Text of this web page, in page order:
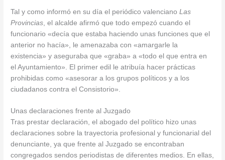
Tal y como informó en su día el periódico valencianoLas
Provincias , el alcalde afirmó que todo empezó cuando el
funcionario «decía que estaba haciendo unas funciones que el
anterior no hacía», le amenazaba con «amargarle la
existencia» y aseguraba que «graba» a «todo el que entra en
el Ayuntamiento». El primer edil le atribuía hacer prácticas
prohibidas como «asesorar a los grupos políticos y a los
ciudadanos contra el Consistorio».
Unas declaraciones frente al Juzgado
Tras prestar declaración, el abogado del político hizo unas
declaraciones sobre la trayectoria profesional y funcionarial del
denunciante, ya que frente al Juzgado se encontraban
congregados sendos periodistas de diferentes medios. En ellas,